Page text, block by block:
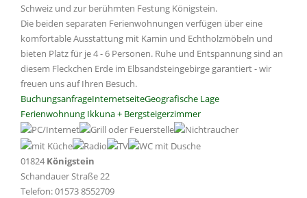
Schweiz und zur berühmten Festung Königstein.
Die beiden separaten Ferienwohnungen verfügen über eine
komfortable Ausstattung mit Kamin und Echtholzmöbeln und
bieten Platz für je 4 - 6 Personen. Ruhe und Entspannung sind an
diesem Fleckchen Erde im Elbsandsteingebirge garantiert - wir
freuen uns auf Ihren Besuch.
BuchungsanfrageInternetseiteGeografische Lage
Ferienwohnung Ikkuna + Bergsteigerzimmer
01824 Königstein
Schandauer Straße 22
Telefon: 01573 8552709